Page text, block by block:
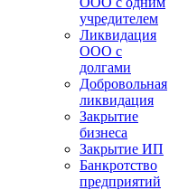
учредителем
Ликвидация
ООО с
долгами
Добровольная
ликвидация
Закрытие
бизнеса
Закрытие ИП
Банкротство
предприятий